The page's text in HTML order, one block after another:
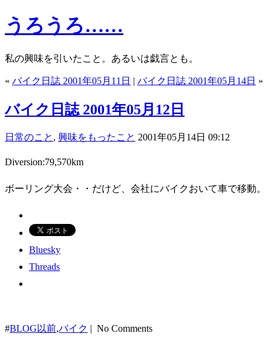
うろうろ……
私の興味を引いたこと。あるいは戯言とも。
« バイク日誌 2001年05月11日 | バイク日誌 2001年05月14日 »
バイク日誌 2001年05月12日
日常のこと , 興味をもったこと 2001年05月14日 09:12
Diversion:79,570km
ボーリング大会・・だけど、会社にバイクおいて車で移動。
Bluesky
Threads
#BLOG以前,バイク | No Comments